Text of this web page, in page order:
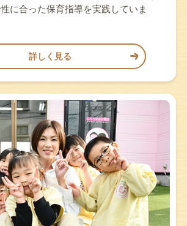
に合った保育指導を実践していま
詳しく見る